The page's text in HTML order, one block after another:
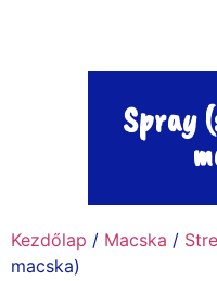
Spray
Kezdőlap / Macska /
macska)